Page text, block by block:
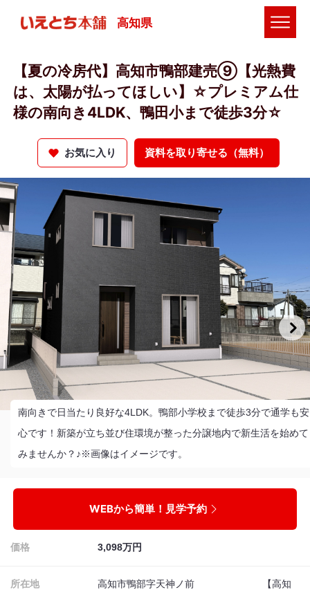
高知県
【夏の冷房代】高知市鴨部建売⑨【光熱費
は、太陽が払ってほしい】☆プレミアム仕
様の南向き4LDK、鴨田小まで徒歩3分☆
お気に入り 資料を取り寄せる（無料）
南向きで日当たり良好な4LDK。鴨部小学校まで徒歩3分で通学も安
心です！新築が立ち並び住環境が整った分譲地内で新生活を始めて
みませんか？♪※画像はイメージです。
WEBから簡単！見学予約
価格 3,098万円
所在地
高知市鴨部字天神ノ前 【高知